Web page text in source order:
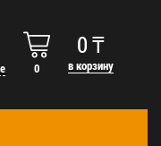
0
0₸
в корзину